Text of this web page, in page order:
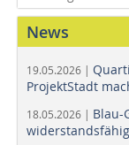
News
19.05.2026 |
ProjektStadt
18.05.2026 | Blau-